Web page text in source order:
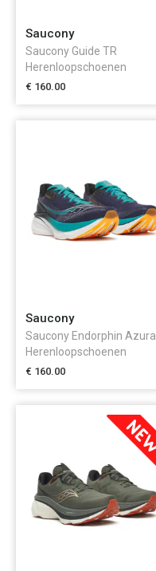
Saucony
Saucony Guide TR
Herenloopschoenen
€ 160.00
Saucony
Saucony Endorphin Azura
Herenloopschoenen
€ 160.00